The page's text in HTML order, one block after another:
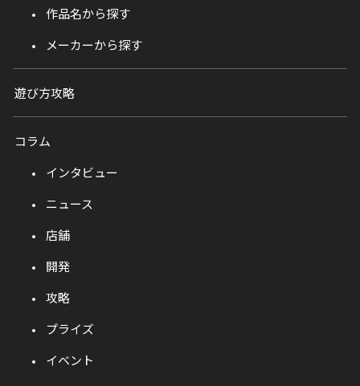
作品名から探す
メーカーから探す
遊び方攻略
コラム
インタビュー
ニュース
店舗
開発
攻略
プライズ
イベント